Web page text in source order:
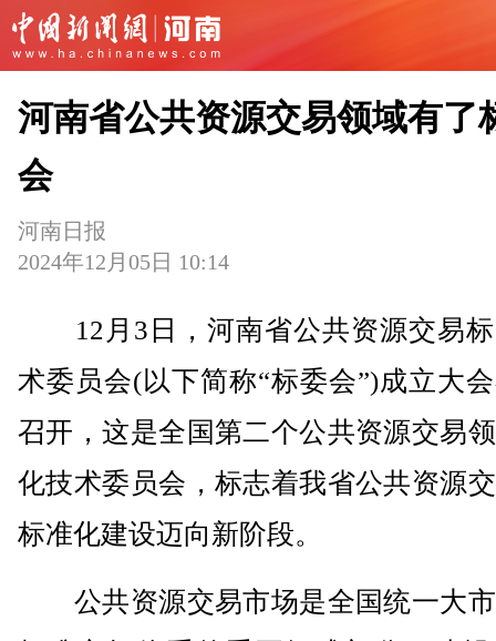
河南省公共资源交易领域有了
会
河南日报
2024年12月05日 10:14
12月3日，河南省公共资源交易标
术委员会(以下简称“标委会”)成立大
召开，这是全国第二个公共资源交易
化技术委员会，标志着我省公共资源
标准化建设迈向新阶段。
公共资源交易市场是全国统一大